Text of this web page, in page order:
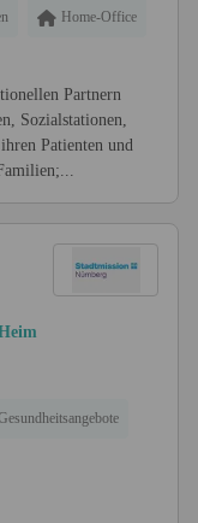
Home-Office
Partnern
Sozialstationen,
Patienten und